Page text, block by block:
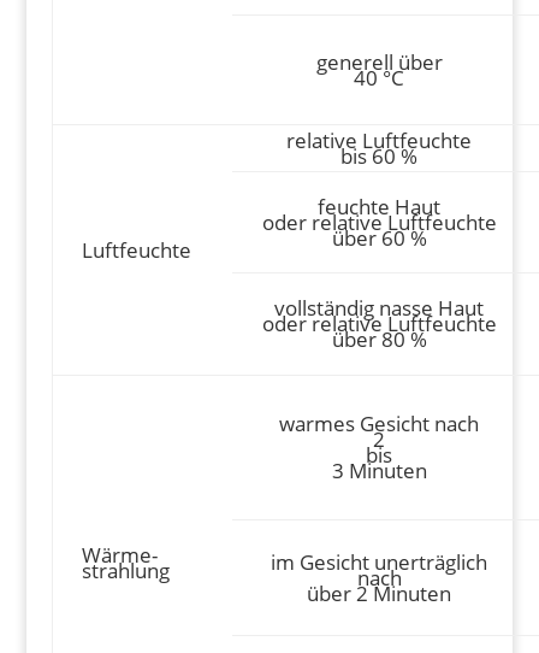
generell über
40 °C
Luftfeuchte
relative Luftfeuchte
bis 60 %
feuchte Haut
oder relative Luftfeuchte
über 60 %
vollständig nasse Haut
oder relative Luftfeuchte
über 80 %
Wärme-
strahlung
warmes Gesicht nach
2
bis
3 Minuten
im Gesicht unerträglich
nach
über 2 Minuten